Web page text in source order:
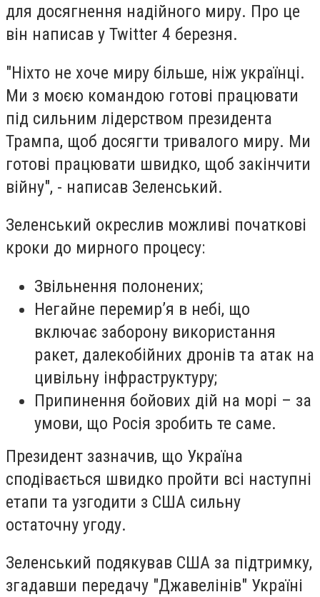
для досягнення надійного миру. Про це
він написав у Twitter 4 березня.
"Ніхто не хоче миру більше, ніж українці.
Ми з моєю командою готові працювати
під сильним лідерством президента
Трампа, щоб досягти тривалого миру. Ми
готові працювати швидко, щоб закінчити
війну", - написав Зеленський.
Зеленський окреслив можливі початкові
кроки до мирного процесу:
Звільнення полонених;
Негайне перемир’я в небі, що
включає заборону використання
ракет, далекобійних дронів та атак на
цивільну інфраструктуру;
Припинення бойових дій на морі – за
умови, що Росія зробить те саме.
Президент зазначив, що Україна
сподівається швидко пройти всі наступні
етапи та узгодити з США сильну
остаточну угоду.
Зеленський подякував США за підтримку,
згадавши передачу "Джавелінів" Україні